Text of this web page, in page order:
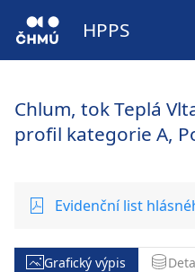
HPPS
Chlum, tok Teplá
profil kategorie A,
Evidenční list
Grafický výpis